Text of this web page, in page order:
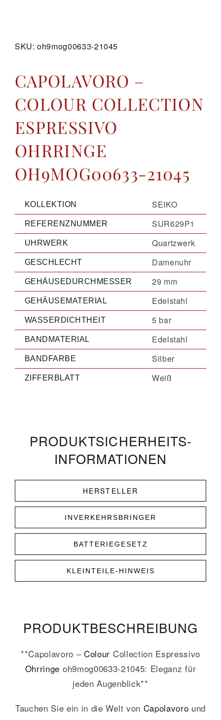
SKU:oh9mog00633-21045
CAPOLAVORO –
COLOUR COLLECTION
ESPRESSIVO
OHRRINGE
OH9MOG00633-21045
KOLLEKTION SEIKO
REFERENZNUMMER SUR629P1
UHRWERK Quartzwerk
GESCHLECHT Damenuhr
GEHÄUSEDURCHMESSER 29 mm
GEHÄUSEMATERIAL Edelstahl
WASSERDICHTHEIT 5 bar
BANDMATERIAL Edelstahl
BANDFARBE Silber
ZIFFERBLATT Weiß
PRODUKT­­SICHERHEITS­
INFORMATIONEN
HERSTELLER
INVERKEHRSBRINGER
BATTERIEGESETZ
KLEINTEILE-HINWEIS
PRODUKT­­BESCHREIBUNG
**Capolavoro –Colour Collection Espressivo
Ohrringe oh9mog00633-21045: Eleganz für
jeden Augenblick**
Tauchen Sie ein in die Welt von Capolavoro und